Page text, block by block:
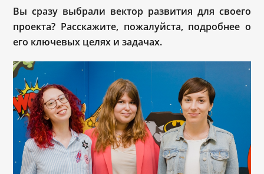
Вы сразу выбрали вектор развития для своего
проекта? Расскажите, пожалуйста, подробнее о
его ключевых целях и задачах.